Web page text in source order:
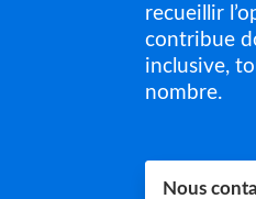
recueillir
contribue
inclusive,
nombre.
Nous